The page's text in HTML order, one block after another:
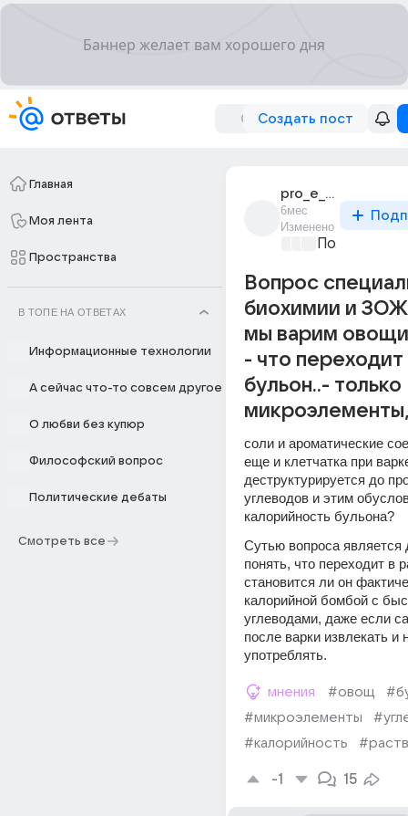
Создать пост
Главная
Моя лента
Пространства
В ТОПЕ НА ОТВЕТАХ
Информационные технологии
А сейчас что-то совсем другое
О любви без купюр
Философский вопрос
Политические дебаты
Смотреть все
pro_e_contro
6мес
Изменено
Вопрос
биохимии и
мы варим
- что переходит
бульон..- только
соли и ароматические
еще и клетчатка при
деструктурируется до
углеводов и этим
калорийность бульона?
Сутью вопроса является
понять, что переходит в
становится ли он
калорийной бомбой с
углеводами, даже если
после варки извлекать и
употреблять.
мнения #овощ
#микроэлементы
#калорийность
-1 15